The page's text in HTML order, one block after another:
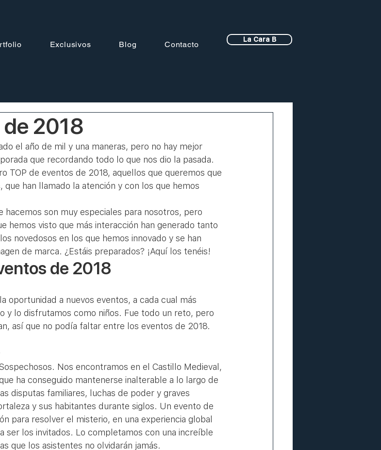
Exclusivos Blog Contacto
La Cara B
2018
el año de mil y una maneras, pero no hay mejor
que recordando todo lo que nos dio la pasada.
TOP de eventos de 2018, aquellos que queremos que
han llamado la atención y con los que hemos
hacemos son muy especiales para nosotros, pero
hemos visto que más interacción han generado tanto
novedosos en los que hemos innovado y se han
de marca. ¿Estáis preparados? ¡Aquí los tenéis!
de 2018
oportunidad a nuevos eventos, a cada cual más
y lo disfrutamos como niños. Fue todo un reto, pero
así que no podía faltar entre los eventos de 2018.
Nos encontramos en el Castillo Medieval,
ha conseguido mantenerse inalterable a lo largo de
disputas familiares, luchas de poder y graves
y sus habitantes durante siglos. Un evento de
para resolver el misterio, en una experiencia global
ser los invitados. Lo completamos con una increíble
que los asistentes no olvidarán jamás.